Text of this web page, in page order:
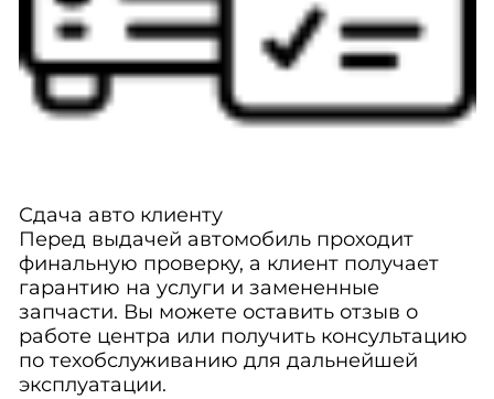
Сдача авто клиенту
Перед выдачей автомобиль проходит
финальную проверку, а клиент получает
гарантию на услуги и замененные
запчасти. Вы можете оставить отзыв о
работе центра или получить консультацию
по техобслуживанию для дальнейшей
эксплуатации.